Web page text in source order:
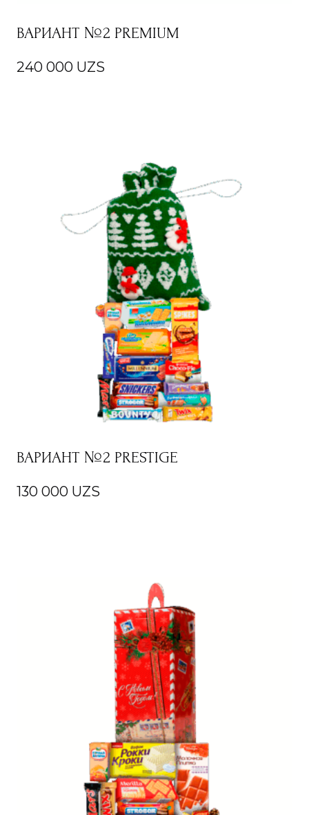
ВАРИАНТ №2 PREMIUM
240 000 UZS
ВАРИАНТ №2 PRESTIGE
130 000 UZS